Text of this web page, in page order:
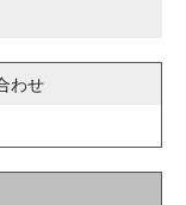
わせ